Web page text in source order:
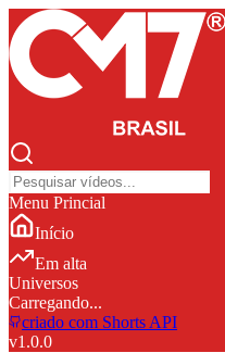
Menu Princial
Início
Em alta
Universos
Carregando...
criado com Shorts API
v1.0.0